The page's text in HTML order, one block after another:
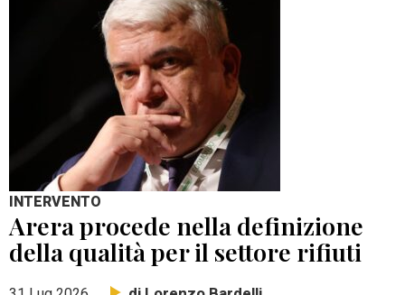
INTERVENTO
Arera procede nella definizione
della qualità per il settore rifiuti